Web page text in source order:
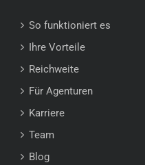
So funktioniert es
Ihre Vorteile
Reichweite
Für Agenturen
Karriere
Team
Blog